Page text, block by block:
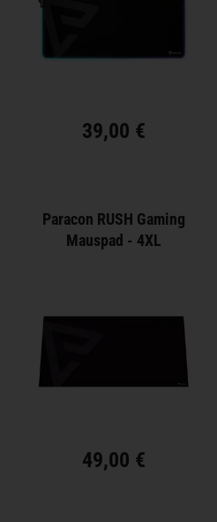
39,00 €
Paracon RUSH Gaming
Mauspad - 4XL
49,00 €